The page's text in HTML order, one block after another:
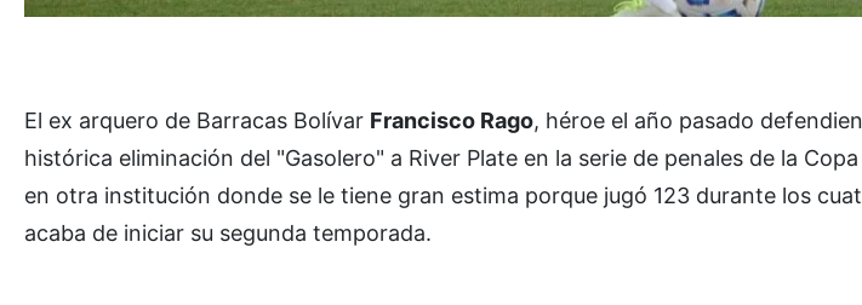
El ex arquero de Barracas Bolívar Francisco Rago, héroe el año pasado
histórica eliminación del "Gasolero" a River Plate en la serie de penales de la
en otra institución donde se le tiene gran estima porque jugó 123 durante los
acaba de iniciar su segunda temporada.